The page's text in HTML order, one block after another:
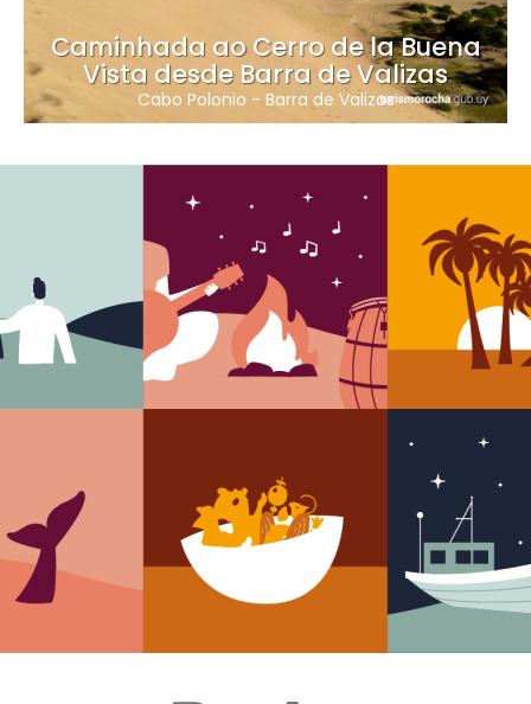
Caminhada ao Cerro de la Buena
Vista desde Barra de Valizas
Cabo Polonio - Barra de Valizas